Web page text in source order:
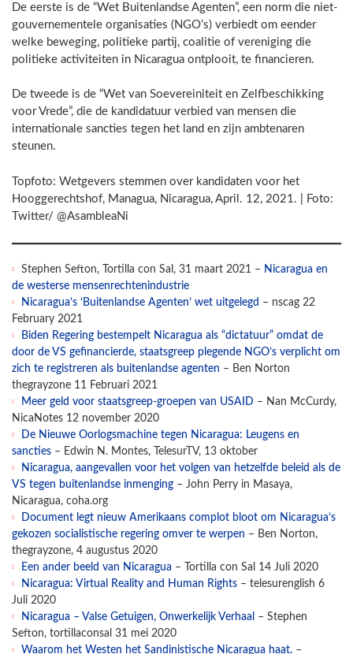
De eerste is de “Wet Buitenlandse Agenten”, een norm die niet-
gouvernementele organisaties (NGO’s) verbiedt om eender
welke beweging, politieke partij, coalitie of vereniging die
politieke activiteiten in Nicaragua ontplooit, te financieren.
De tweede is de “Wet van Soevereiniteit en Zelfbeschikking
voor Vrede”, die de kandidatuur verbied van mensen die
internationale sancties tegen het land en zijn ambtenaren
steunen.
Topfoto: Wetgevers stemmen over kandidaten voor het
Hooggerechtshof, Managua, Nicaragua, April. 12, 2021. | Foto:
Twitter/ @AsambleaNi
Stephen Sefton, Tortilla con Sal, 31 maart 2021 – Nicaragua en
de westerse mensenrechtenindustrie
Nicaragua’s ‘Buitenlandse Agenten’ wet uitgelegd – nscag 22
February 2021
Biden Regering bestempelt Nicaragua als “dictatuur” omdat de
door de VS gefinancierde, staatsgreep plegende NGO’s verplicht om
zich te registreren als buitenlandse agenten – Ben Norton
thegrayzone 11 Februari 2021
Meer geld voor staatsgreep-groepen van USAID – Nan McCurdy,
NicaNotes 12 november 2020
De Nieuwe Oorlogsmachine tegen Nicaragua: Leugens en
sancties – Edwin N. Montes, TelesurTV, 13 oktober
Nicaragua, aangevallen voor het volgen van hetzelfde beleid als de
VS tegen buitenlandse inmenging – John Perry in Masaya,
Nicaragua, coha.org
Document legt nieuw Amerikaans complot bloot om Nicaragua’s
gekozen socialistische regering omver te werpen – Ben Norton,
thegrayzone, 4 augustus 2020
Een ander beeld van Nicaragua – Tortilla con Sal 14 Juli 2020
Nicaragua: Virtual Reality and Human Rights – telesurenglish 6
Juli 2020
Nicaragua – Valse Getuigen, Onwerkelijk Verhaal – Stephen
Sefton, tortillaconsal 31 mei 2020
Waarom het Westen het Sandinistische Nicaragua haat. –